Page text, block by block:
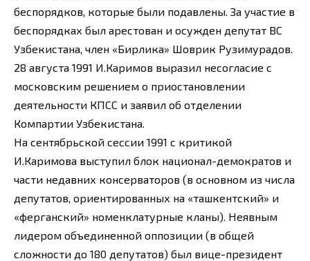
беспорядков, которые были подавлены. За участие в
беспорядках был арестован и осужден депутат ВС
Узбекистана, член «Бирлика» Шоврик Рузимурадов.
28 августа 1991 И.Каримов выразил несогласие с
московским решением о приостановлении
деятельности КПСС и заявил об отделении
Компартии Узбекистана.
На сентябрьской сессии 1991 с критикой
И.Каримова выступил блок национал-демократов и
части недавних консерваторов (в основном из числа
депутатов, ориентированных на «ташкентский» и
«ферганский» номенклатурные кланы). Неявным
лидером объединенной оппозиции (в общей
сложности до 180 депутатов) был вице-президент